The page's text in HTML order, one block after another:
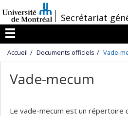
au
contenu
/
Secrétariat
Menu
Accueil Documents officiels Vade-
Vade-mecum
Le vade-mecum est un répertoire